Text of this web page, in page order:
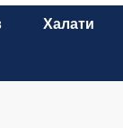
Халати